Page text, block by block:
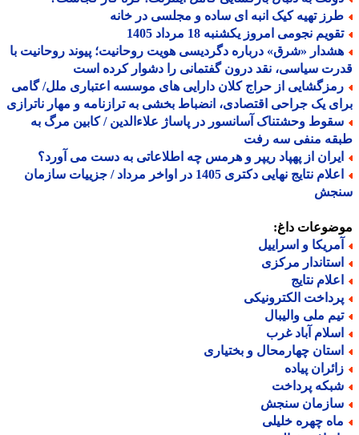
تهیه کیک انبه ای ساده و مجلسی در خانه
نجومی امروز یکشنبه 18 مرداد 1405
«شرق» درباره دگردیسی هویت روحانیت؛ پیوند روحانیت با
سیاسی، نقد درون گفتمانی را دشوار کرده است
از حراج کلان دارایی های موسسه اعتباری ملل/ گامی
یک جراحی اقتصادی، انضباط بخشی به ترازنامه و مهار ناترازی
وحشتناک آسانسور در پاساژ علاءالدین / کابین مرگ به
منفی سه رفت
از پهپاد ریپر و هرمس چه اطلاعاتی به دست می آورد؟
اعلام نتایج نهایی دکتری 1405 در اواخر مرداد / جزییات سازمان
داغ:
و اسراییل
مرکزی
نتایج
الکترونیکی
ملی والیبال
آباد غرب
چهارمحال و بختیاری
پیاده
پرداخت
سنجش
چهره خلیلی